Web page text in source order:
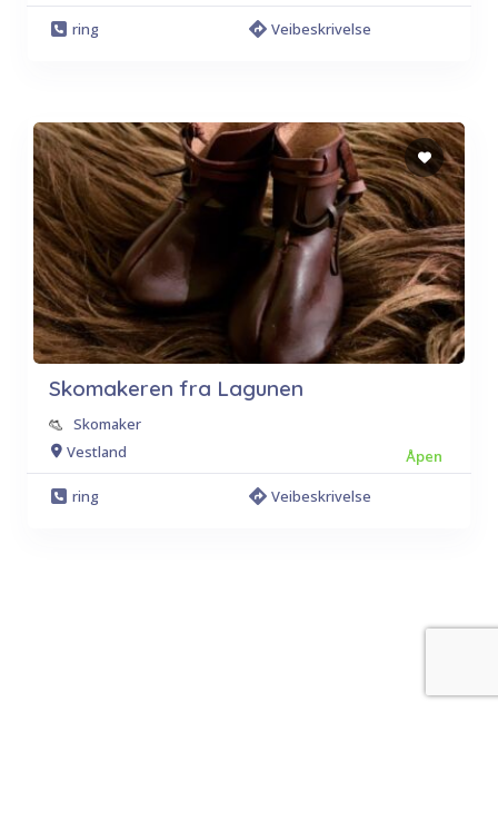
ring
Veibeskrivelse
Skomakeren fra Lagunen
Skomaker
Vestland
Åpen
ring
Veibeskrivelse